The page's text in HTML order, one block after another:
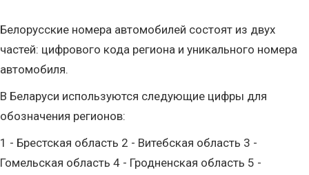
Белорусские номера автомобилей состоят из двух
частей: цифрового кода региона и уникального номера
автомобиля.
В Беларуси используются следующие цифры для
обозначения регионов:
1 - Брестская область 2 - Витебская область 3 -
Гомельская область 4 - Гродненская область 5 -